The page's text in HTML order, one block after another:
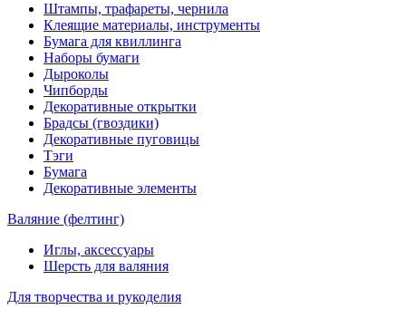
Штампы, трафареты, чернила
Клеящие материалы, инструменты
Бумага для квиллинга
Наборы бумаги
Дыроколы
Чипборды
Декоративные открытки
Брадсы (гвоздики)
Декоративные пуговицы
Тэги
Бумага
Декоративные элементы
Валяние (фелтинг)
Иглы, аксессуары
Шерсть для валяния
Для творчества и рукоделия